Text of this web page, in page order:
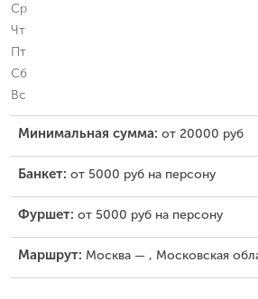
Ср
Чт
Пт
Сб
Вс
Минимальная сумма: от 20000 руб
Банкет: от 5000 руб на персону
Фуршет: от 5000 руб на персону
Маршрут: Москва — , Московская